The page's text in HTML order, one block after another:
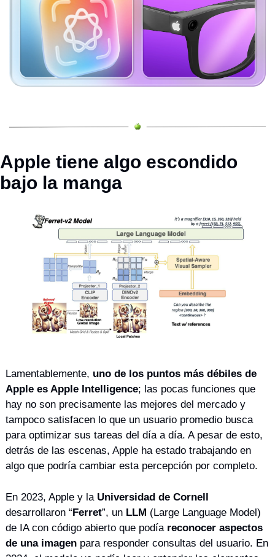
Apple tiene algo escondido
bajo la manga
Lamentablemente, uno de los puntos más débiles de
Apple es Apple Intelligence; las pocas funciones que
hay no son precisamente las mejores del mercado y
tampoco satisfacen lo que un usuario promedio busca
para optimizar sus tareas del día a día. A pesar de esto,
detrás de las escenas, Apple ha estado trabajando en
algo que podría cambiar esta percepción por completo.
En 2023, Apple y la Universidad de Cornell
desarrollaron “Ferret”, un LLM (Large Language Model)
de IA con código abierto que podía reconocer aspectos
de una imagen para responder consultas del usuario. En